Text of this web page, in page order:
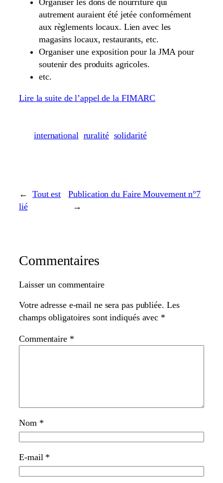
autrement auraient été jetée conformément
aux règlements locaux. Lien avec les
magasins locaux, restaurants, etc.
Organiser une exposition pour la JMA pour
soutenir des produits agricoles.
etc.
Lire la suite de l’appel de la FIMARC
international ruralité solidarité
← Tout est
lié
Publication du Faire Mouvement n°7
→
Commentaires
Laisser un commentaire
Votre adresse e-mail ne sera pas publiée. Les
champs obligatoires sont indiqués avec *
Commentaire *
Nom *
E-mail *